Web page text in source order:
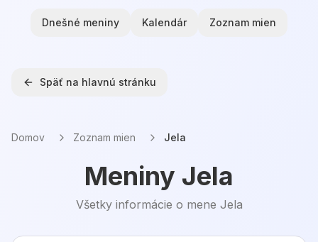
Dnešné meniny Kalendár Zoznam mien
Späť na hlavnú stránku
Domov Zoznam mien Jela
Meniny Jela
Všetky informácie o mene Jela